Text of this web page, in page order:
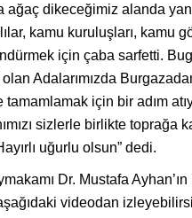
ağaç dikeceğimiz alanda
kamu kuruluşları, kamu
için çaba sarfetti.
Adalarımızda
tamamlamak için bir adım
sizlerle birlikte toprağa
uğurlu olsun” dedi.
Dr. Mustafa Ayhan’ın
videodan